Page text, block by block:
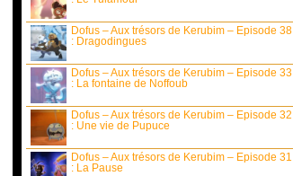
Dofus – Aux trésors de Kerubim – Episode 38
: Dragodingues
Dofus – Aux trésors de Kerubim – Episode 33
: La fontaine de Noffoub
Dofus – Aux trésors de Kerubim – Episode 32
: Une vie de Pupuce
Dofus – Aux trésors de Kerubim – Episode 31
: La Pause